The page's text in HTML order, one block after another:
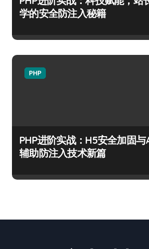
学的安全防注入秘籍
PHP
PHP进阶实战：H5安全加固与
辅助防注入技术新篇